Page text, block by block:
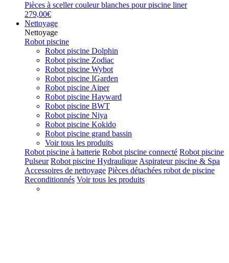
Pièces à sceller couleur blanches pour piscine liner
279,00€
Nettoyage
Nettoyage
Robot piscine
Robot piscine Dolphin
Robot piscine Zodiac
Robot piscine Wybot
Robot piscine IGarden
Robot piscine Aiper
Robot piscine Hayward
Robot piscine BWT
Robot piscine Niya
Robot piscine Kokido
Robot piscine grand bassin
Voir tous les produits
Robot piscine à batterie Robot piscine connecté Robot piscine
Pulseur Robot piscine Hydraulique Aspirateur piscine & Spa
Accessoires de nettoyage Pièces détachées robot de piscine
Reconditionnés Voir tous les produits